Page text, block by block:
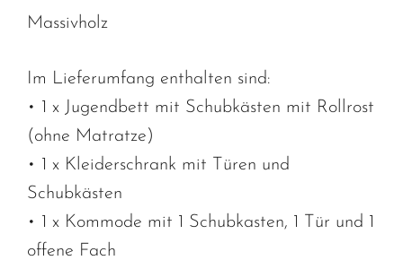
Massivholz
Im Lieferumfang enthalten sind:
• 1 x Jugendbett mit Schubkästen mit Rollrost
(ohne Matratze)
• 1 x Kleiderschrank mit Türen und
Schubkästen
• 1 x Kommode mit 1 Schubkasten, 1 Tür und 1
offene Fach